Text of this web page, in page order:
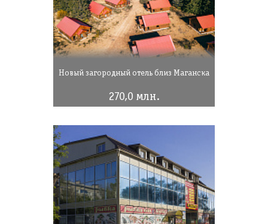
Новый загородный отель близ Маганска
270,0 млн.